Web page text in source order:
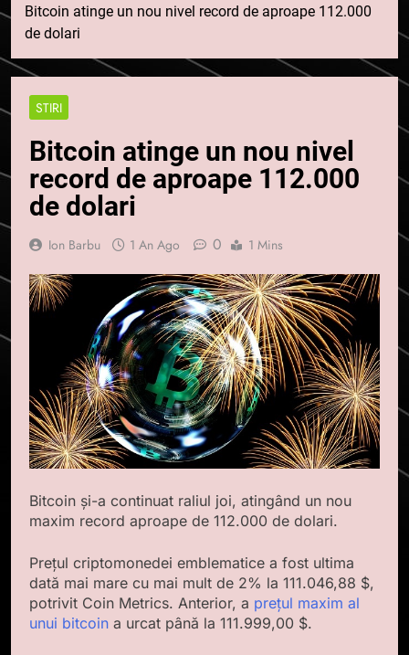
Bitcoin atinge un nou nivel record de aproape 112.000
de dolari
STIRI
Bitcoin atinge un nou nivel
record de aproape 112.000
de dolari
Ion Barbu 1 An Ago 0 1 Mins
Bitcoin și-a continuat raliul joi, atingând un nou
maxim record aproape de 112.000 de dolari.
Prețul criptomonedei emblematice a fost ultima
dată mai mare cu mai mult de 2% la 111.046,88 $,
potrivit Coin Metrics. Anterior, a prețul maxim al
unui bitcoin a urcat până la 111.999,00 $.